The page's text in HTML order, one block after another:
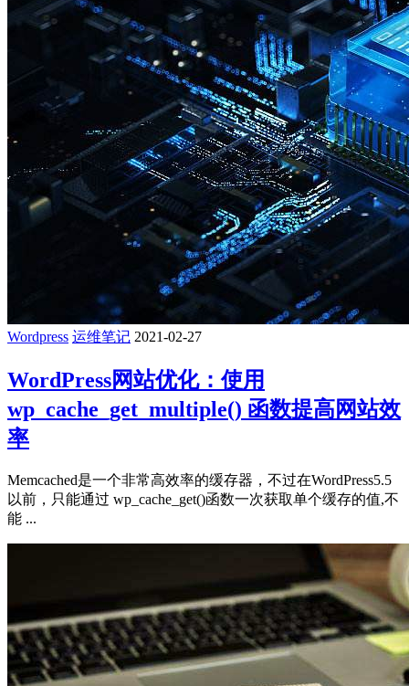
Wordpress 运维笔记 2021-02-27
WordPress网站优化：使用
wp_cache_get_multiple() 函数提高网站效
率
Memcached是一个非常高效率的缓存器，不过在WordPress5.5
以前，只能通过 wp_cache_get()函数一次获取单个缓存的值,不
能 ...